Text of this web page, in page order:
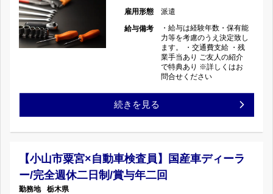
全
週
休
員】
国
産
車
雇用形態
派遣
給与備考
・給与は経験年数・保有能
力等を考慮のうえ決定致し
ます。 ・交通費支給 ・残
業手当あり ご友人の紹介
で特典あり ※詳しくはお
問合せください
【栃
県
佐
続きを見る
【小山市粟宮×自動車検査員】国産車ディーラ
ー/完全週休二日制/賞与年二回
栃木県